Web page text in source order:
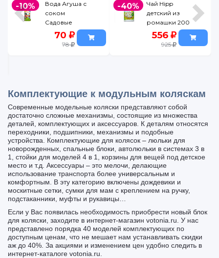
-10%
Вода Агуша с
соком
Садовые
ягоды 300 мл
70
78
-40%
Чай Hipp
детский из
ромашки 200
556
925
Комплектующие к модульным коляскам
Современные модельные коляски представляют собой
достаточно сложные механизмы, состоящие из множества
деталей, комплектующих и аксессуаров. К деталям относятся
переходники, подшипники, механизмы и подобные
устройства. Комплектующие для колясок – люльки для
новорожденных, спальные блоки, автолюльки в системах 3 в
1, стойки для моделей 4 в 1, корзины для вещей под детское
место и т.д. Аксессуары – это мелочи, делающие
использование транспорта более универсальным и
комфортным. В эту категорию включены дождевики и
москитные сетки, сумки для мам с креплением на ручку,
подстаканники, муфты и рукавицы…
Если у Вас появилась необходимость приобрести новый блок
для коляски, заходите в интернет-магазин votonia.ru. У нас
представлено порядка 40 моделей комплектующих по
доступным ценам, что не мешает нам устанавливать скидки
аж до 40%. За акциями и изменением цен удобно следить в
интернет-каталоге votonia.ru.